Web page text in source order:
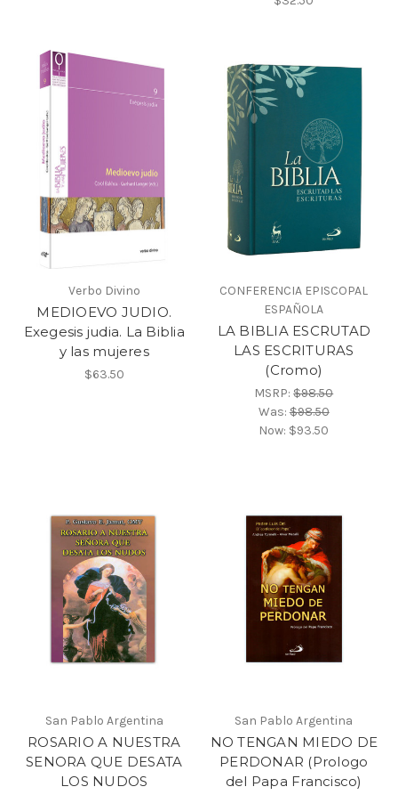
Verbo Divino
MEDIOEVO JUDIO.
Exegesis judia. La Biblia
y las mujeres
$63.50
CONFERENCIA EPISCOPAL
ESPAÑOLA
LA BIBLIA ESCRUTAD
LAS ESCRITURAS
(Cromo)
MSRP:$98.50
Was:$98.50
Now: $93.50
San Pablo Argentina
ROSARIO A NUESTRA
SENORA QUE DESATA
LOS NUDOS
San Pablo Argentina
NO TENGAN MIEDO DE
PERDONAR (Prologo
del Papa Francisco)